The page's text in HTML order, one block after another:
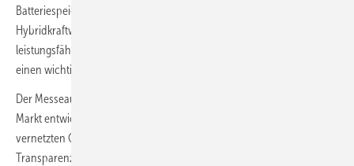
Batteriespeicher. Damit unterstreicht VSB den Trend zu
Hybridkraftwerken, die erneuerbare Stromerzeugung, Speicher und
leistungsfähige Netzanbindungen miteinander verbinden und so
einen wichtigen Beitrag zu einer stabilen Energieversorgung leisten.
Der Messeauftritt der Unternehmen zeigte insgesamt, wohin sich der
Markt entwickelt: Weg von isolierten Technologien, hin zu intelligent
vernetzten Gesamtlösungen. Speicher, Digitalisierung, wirtschaftliche
Transparenz und sektorübergreifende Projekte bilden zunehmend